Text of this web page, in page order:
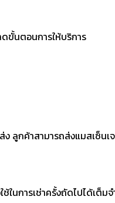
ดขั้นตอนการให้บริการ
กค้าสามารถส่งแมสเซ็นเจ
นการเช่าครั้งถัดไปได้เต็ม